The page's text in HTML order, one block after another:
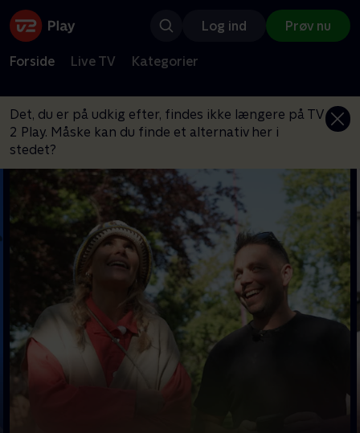
Log ind Prøv nu
Forside Live TV Kategorier
Det, du er på udkig efter, findes ikke længere på TV
2 Play. Måske kan du finde et alternativ her i
stedet?